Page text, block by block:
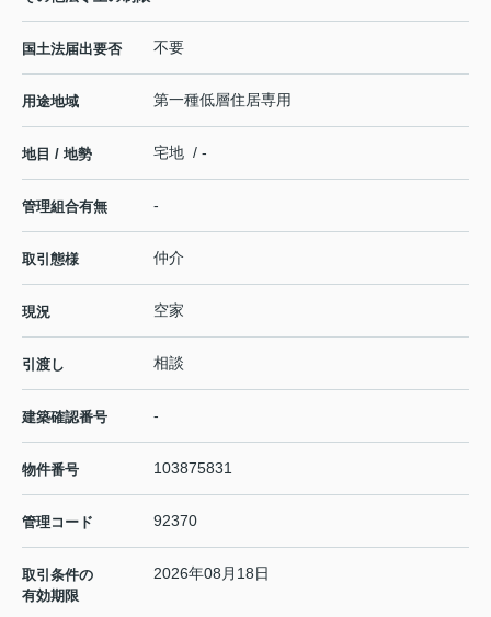
国土法届出要否 不要
用途地域 第一種低層住居専用
地目 / 地勢 宅地 / -
管理組合有無 -
取引態様 仲介
現況 空家
引渡し 相談
建築確認番号 -
物件番号 103875831
管理コード 92370
取引条件の
有効期限
2026年08月18日